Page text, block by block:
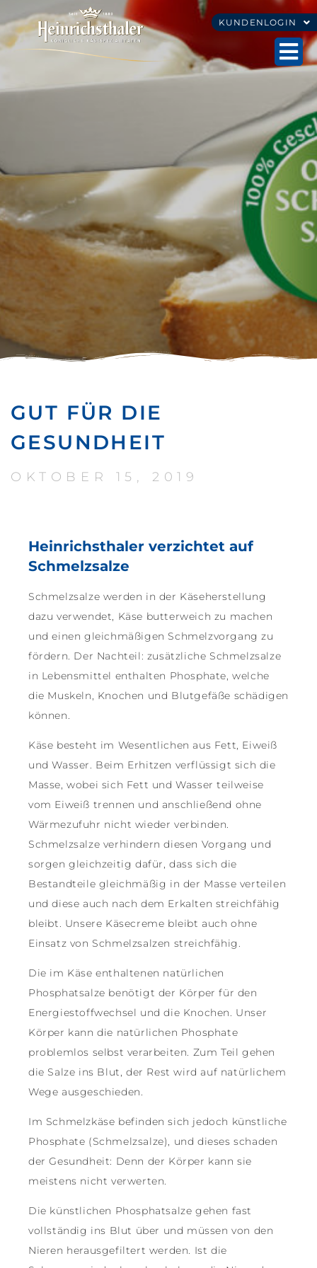
KUNDENLOGIN
GUT FÜR DIE
GESUNDHEIT
OKTOBER 15, 2019
Heinrichsthaler verzichtet auf
Schmelzsalze
Schmelzsalze werden in der Käseherstellung
dazu verwendet, Käse butterweich zu machen
und einen gleichmäßigen Schmelzvorgang zu
fördern. Der Nachteil: zusätzliche Schmelzsalze
in Lebensmittel enthalten Phosphate, welche
die Muskeln, Knochen und Blutgefäße schädigen
können.
Käse besteht im Wesentlichen aus Fett, Eiweiß
und Wasser. Beim Erhitzen verflüssigt sich die
Masse, wobei sich Fett und Wasser teilweise
vom Eiweiß trennen und anschließend ohne
Wärmezufuhr nicht wieder verbinden.
Schmelzsalze verhindern diesen Vorgang und
sorgen gleichzeitig dafür, dass sich die
Bestandteile gleichmäßig in der Masse verteilen
und diese auch nach dem Erkalten streichfähig
bleibt. Unsere Käsecreme bleibt auch ohne
Einsatz von Schmelzsalzen streichfähig.
Die im Käse enthaltenen natürlichen
Phosphatsalze benötigt der Körper für den
Energiestoffwechsel und die Knochen. Unser
Körper kann die natürlichen Phosphate
problemlos selbst verarbeiten. Zum Teil gehen
die Salze ins Blut, der Rest wird auf natürlichem
Wege ausgeschieden.
Im Schmelzkäse befinden sich jedoch künstliche
Phosphate (Schmelzsalze), und dieses schaden
der Gesundheit: Denn der Körper kann sie
meistens nicht verwerten.
Die künstlichen Phosphatsalze gehen fast
vollständig ins Blut über und müssen von den
Nieren herausgefiltert werden. Ist die